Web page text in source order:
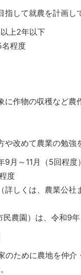
して就農を計画し
上2年以下
程度
作物の収穫など農
改めて農業の勉強
～11月（5回程度）
度
しくは、農業公社
農園）は、令和9年
のために農地を仲